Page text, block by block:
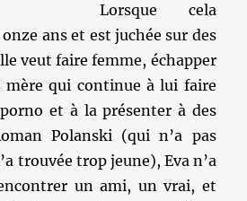
Lorsque cela
ans et est juchée sur des
veut faire femme, échapper
mère qui continue à lui faire
et à la présenter à des
Polanski (qui n’a pas
trouvée trop jeune), Eva n’a
un ami, un vrai, et